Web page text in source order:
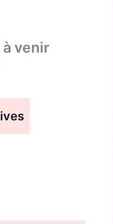
venir